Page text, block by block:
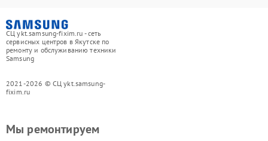
СЦ ykt.samsung-fixim.ru - сеть
сервисных центров в Якутске по
ремонту и обслуживанию техники
Samsung
2021-2026 © СЦ ykt.samsung-
fixim.ru
Мы ремонтируем